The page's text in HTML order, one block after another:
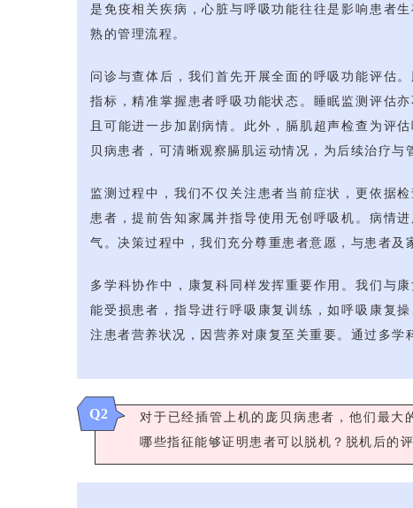
是免疫相关疾病，心脏与呼吸功能往往是影响患者
熟的管理流程。
问诊与查体后，我们首先开展全面的呼吸功能评估
指标，精准掌握患者呼吸功能状态。睡眠监测评估
且可能进一步加剧病情。此外，膈肌超声检查为评
贝病患者，可清晰观察膈肌运动情况，为后续治疗与
监测过程中，我们不仅关注患者当前症状，更依据
患者，提前告知家属并指导使用无创呼吸机。病情
气。决策过程中，我们充分尊重患者意愿，与患者及
多学科协作中，康复科同样发挥重要作用。我们与
能受损患者，指导进行呼吸康复训练，如呼吸康复
注患者营养状况，因营养对康复至关重要。通过多学
Q2
对于已经插管上机的庞贝病患者，他们最大
哪些指征能够证明患者可以脱机？脱机后的